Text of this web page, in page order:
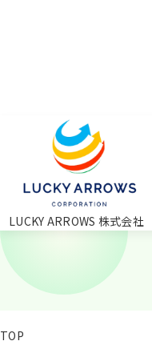
LUCKY ARROWS 株式会社
TOP